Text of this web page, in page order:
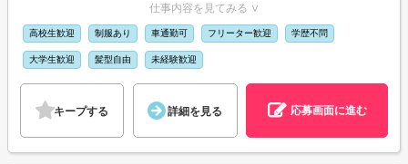
仕事内容を見てみる ∨
高校生歓迎 制服あり 車通勤可 フリーター歓迎 学歴不問
大学生歓迎 髪型自由 未経験歓迎
キープする 詳細を見る 応募画面に進む